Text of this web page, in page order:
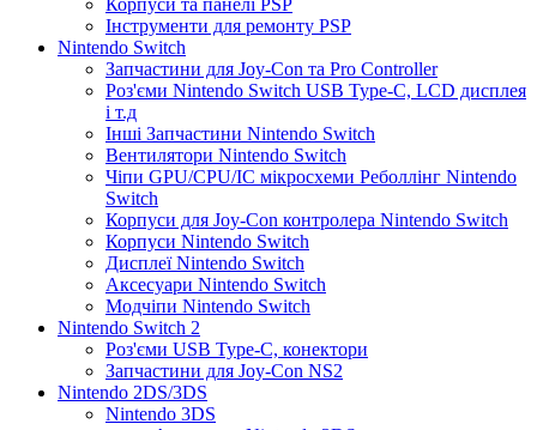
Корпуси та панелі PSP
Інструменти для ремонту PSP
Nintendo Switch
Запчастини для Joy-Con та Pro Controller
Роз'єми Nintendo Switch USB Type-C, LCD дисплея
і т.д
Інші Запчастини Nintendo Switch
Вентилятори Nintendo Switch
Чіпи GPU/CPU/IC мікросхеми Реболлінг Nintendo
Switch
Корпуси для Joy-Con контролера Nintendo Switch
Корпуси Nintendo Switch
Дисплеї Nintendo Switch
Аксесуари Nintendo Switch
Модчіпи Nintendo Switch
Nintendo Switch 2
Роз'єми USB Type-C, конектори
Запчастини для Joy-Con NS2
Nintendo 2DS/3DS
Nintendo 3DS